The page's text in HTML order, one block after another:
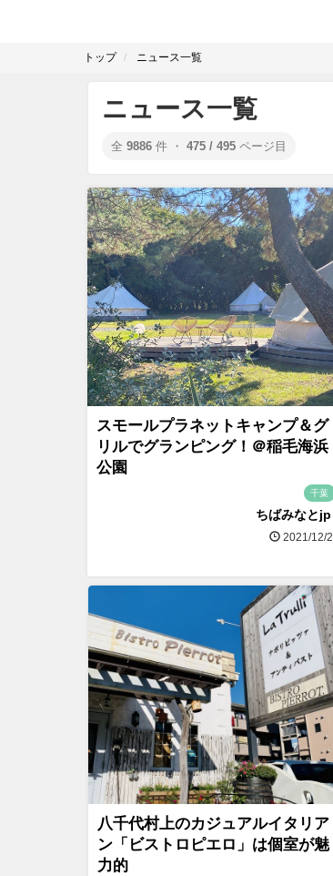
トップ ニュース一覧
ニュース一覧
全 9886 件 ・ 475 / 495 ページ目
スモールプラネットキャンプ＆グ
リルでグランピング！＠稲毛海浜
公園
千葉
ちばみなとjp
2021/12/2
八千代村上のカジュアルイタリア
ン「ビストロピエロ」は個室が魅
力的